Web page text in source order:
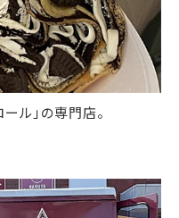
ル」の専門店。